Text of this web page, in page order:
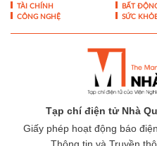
TÀI CHÍNH
BẤT
CÔNG NGHỆ
SỨC
Tạp chí điện tử Nhà
Giấy phép hoạt động báo